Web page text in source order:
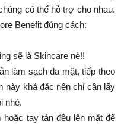
có thể hỗ trợ cho nhau.
Benefit đúng cách:
sẽ là Skincare nè!!
làm sạch da mặt, tiếp theo
này khá đặc nên chỉ cần lấy
nhé.
hoặc tay tán đều lên mặt để